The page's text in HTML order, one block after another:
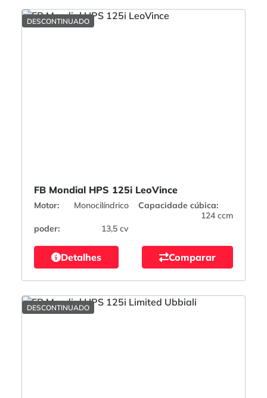
DESCONTINUADO
FB Mondial HPS 125i LeoVince
Motor: Monocilíndrico
Capacidade cúbica:
124 ccm
poder:
13,5 cv
Detalhes Comparar
DESCONTINUADO